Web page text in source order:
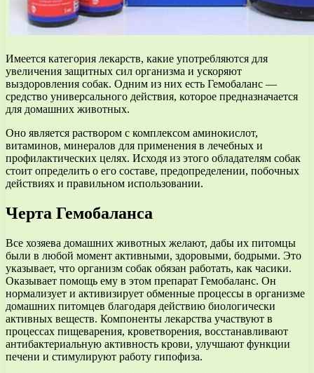
Имеется категория лекарств, какие употребляются для
увеличения защитных сил организма и ускоряют
выздоровления собак. Одним из них есть Гемобаланс —
средство универсального действия, которое предназначается
для домашних животных.
Оно является раствором с комплексом аминокислот,
витаминов, минералов для применения в лечебных и
профилактических целях. Исходя из этого обладателям собак
стоит определить о его составе, предопределении, побочных
действиях и правильном использовании.
Черта Гемобаланса
Все хозяева домашних животных желают, дабы их питомцы
были в любой момент активными, здоровыми, бодрыми. Это
указывает, что организм собак обязан работать, как часики.
Оказывает помощь ему в этом препарат Гемобаланс. Он
нормализует и активизирует обменные процессы в организме
домашних питомцев благодаря действию биологически
активных веществ. Компоненты лекарства участвуют в
процессах пищеварения, кроветворения, восстанавливают
антибактериальную активность крови, улучшают функции
печени и стимулируют работу гипофиза.